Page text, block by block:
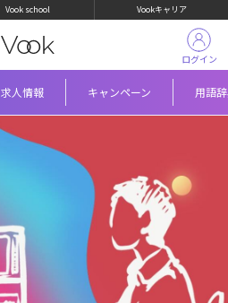
Vook school Vookキャリア
求人情報 キャンペーン 用語
ログイン